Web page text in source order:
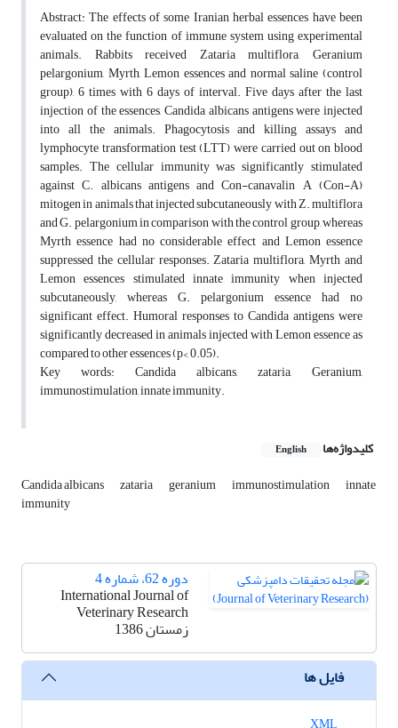
Abstract: The effects of some Iranian herbal essences have been
evaluated on the function of immune system using experimental
animals. Rabbits received Zataria multiflora, Geranium
pelargonium, Myrth, Lemon essences and normal saline (control
group), 6 times with 6 days of interval. Five days after the last
injection of the essences, Candida albicans antigens were injected
into all the animals. Phagocytosis and killing assays and
lymphocyte transformation test (LTT) were carried out on blood
samples. The cellular immunity was significantly stimulated
against C. albicans antigens and Con-canavalin A (Con-A)
mitogen in animals that injected subcutaneously with Z. multiflora
and G. pelargonium in comparison with the control group, whereas
Myrth essence had no considerable effect and Lemon essence
suppressed the cellular responses. Zataria multiflora, Myrth and
Lemon essences stimulated innate immunity when injected
subcutaneously, whereas G. pelargonium essence had no
significant effect. Humoral responses to Candida antigens were
significantly decreased in animals injected with Lemon essence as
compared to other essences (p< 0.05).
Key words: Candida albicans, zataria, Geranium,
immunostimulation, innate immunity.
کلیدواژه‌ها English
Candida albicans zataria geranium immunostimulation innate
immunity
دوره 62، شماره 4
International Journal of
Veterinary Research
زمستان 1386
فایل ها